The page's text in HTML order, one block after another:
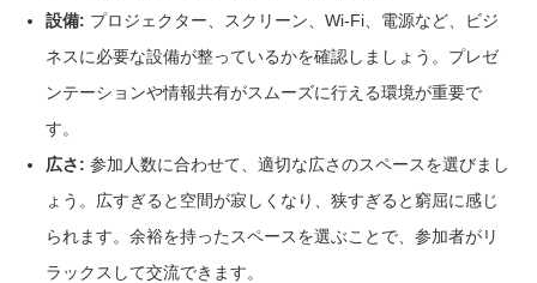
設備: プロジェクター、スクリーン、Wi-Fi、電源など、ビジ
ネスに必要な設備が整っているかを確認しましょう。プレゼ
ンテーションや情報共有がスムーズに行える環境が重要で
す。
広さ: 参加人数に合わせて、適切な広さのスペースを選びまし
ょう。広すぎると空間が寂しくなり、狭すぎると窮屈に感じ
られます。余裕を持ったスペースを選ぶことで、参加者がリ
ラックスして交流できます。